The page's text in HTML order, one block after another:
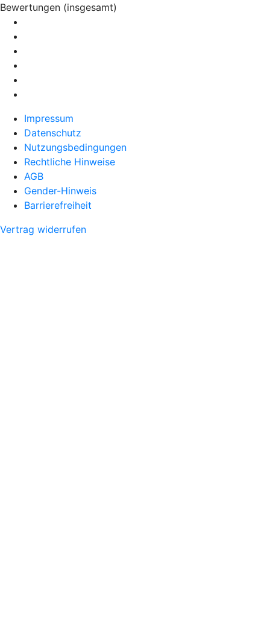
Bewertungen (insgesamt)
Impressum
Datenschutz
Nutzungsbedingungen
Rechtliche Hinweise
AGB
Gender-Hinweis
Barrierefreiheit
Vertrag widerrufen